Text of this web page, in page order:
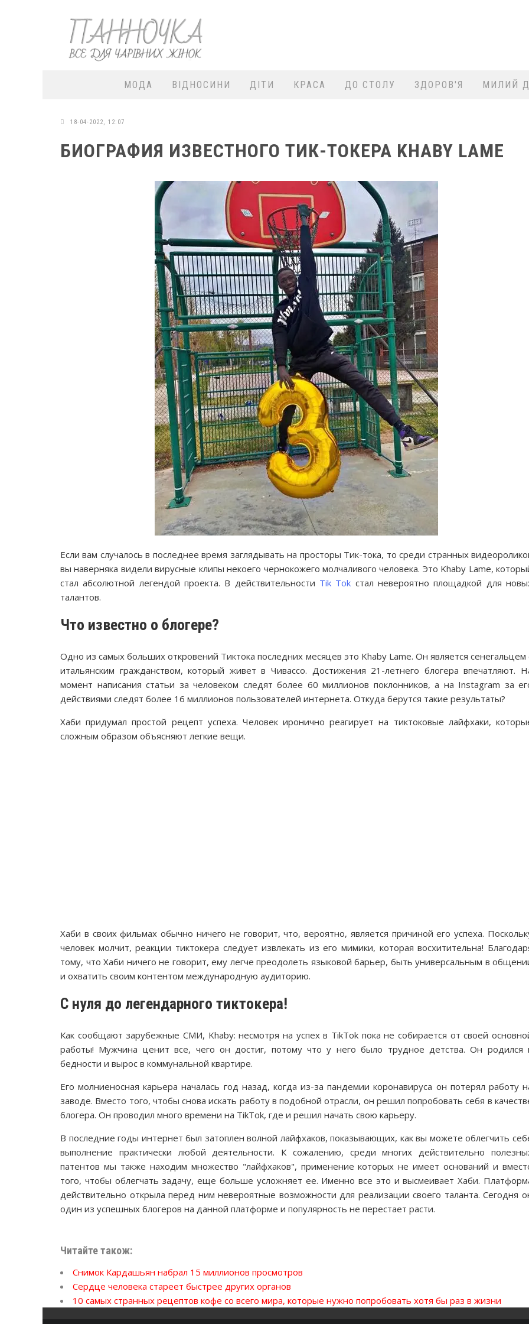
МОДА ВІДНОСИНИ ДІТИ КРАСА ДО СТОЛУ ЗДОРОВ'Я МИЛИЙ
18-04-2022, 12:07
БИОГРАФИЯ ИЗВЕСТНОГО ТИК-ТОКЕРА KHABY LAME
Если вам случалось в последнее время заглядывать на просторы Тик-тока, то среди странных
вы наверняка видели вирусные клипы некоего чернокожего молчаливого человека. Это Khaby Lame,
стал абсолютной легендой проекта. В действительности Tik Tok стал невероятно площадкой для
талантов.
Что известно о блогере?
Одно из самых больших откровений Тиктока последних месяцев это Khaby Lame. Он является сенегальцем
итальянским гражданством, который живет в Чивассо. Достижения 21-летнего блогера впечатляют.
момент написания статьи за человеком следят более 60 миллионов поклонников, а на Instagram за
действиями следят более 16 миллионов пользователей интернета. Откуда берутся такие результаты?
Хаби придумал простой рецепт успеха. Человек иронично реагирует на тиктоковые лайфхаки,
сложным образом объясняют легкие вещи.
Хаби в своих фильмах обычно ничего не говорит, что, вероятно, является причиной его успеха.
человек молчит, реакции тиктокера следует извлекать из его мимики, которая восхитительна!
тому, что Хаби ничего не говорит, ему легче преодолеть языковой барьер, быть универсальным в
и охватить своим контентом международную аудиторию.
С нуля до легендарного тиктокера!
Как сообщают зарубежные СМИ, Khaby: несмотря на успех в TikTok пока не собирается от своей
работы! Мужчина ценит все, чего он достиг, потому что у него было трудное детства. Он родился
бедности и вырос в коммунальной квартире.
Его молниеносная карьера началась год назад, когда из-за пандемии коронавируса он потерял работу
заводе. Вместо того, чтобы снова искать работу в подобной отрасли, он решил попробовать себя в
блогера. Он проводил много времени на TikTok, где и решил начать свою карьеру.
В последние годы интернет был затоплен волной лайфхаков, показывающих, как вы можете облегчить
выполнение практически любой деятельности. К сожалению, среди многих действительно
патентов мы также находим множество "лайфхаков", применение которых не имеет оснований и
того, чтобы облегчать задачу, еще больше усложняет ее. Именно все это и высмеивает Хаби.
действительно открыла перед ним невероятные возможности для реализации своего таланта. Сегодня
один из успешных блогеров на данной платформе и популярность не перестает расти.
Читайте також:
Снимок Кардашьян набрал 15 миллионов просмотров
Сердце человека стареет быстрее других органов
10 самых странных рецептов кофе со всего мира, которые нужно попробовать хотя бы раз в жизни